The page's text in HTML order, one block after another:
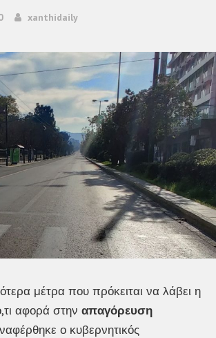
xanthidaily
μέτρα που πρόκειται να λάβει η
αφορά στην απαγόρευση
ο κυβερνητικός